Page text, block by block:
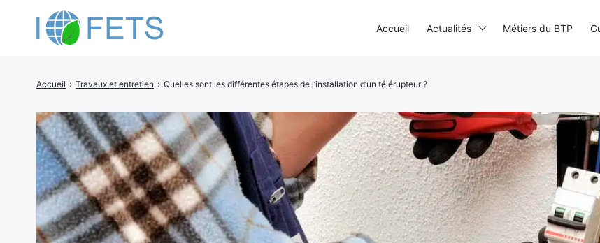
Accueil › Travaux et entretien › Quelles sont les différentes étapes de l’installation d’un télérupteur ?
Accueil Actualités Métiers du BTP
Rechercher